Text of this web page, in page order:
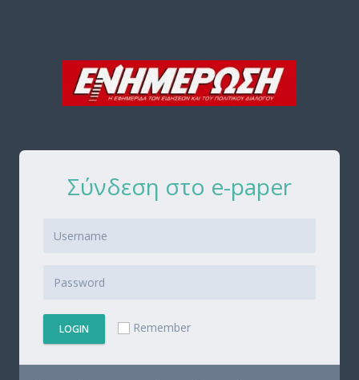
Σύνδεση στο e-paper
LOGIN Remember